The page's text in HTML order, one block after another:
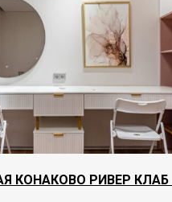
КОНАКОВО РИВЕР КЛАБ